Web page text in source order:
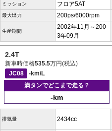
ミッション フロア5AT
最大出力 200ps/6000rpm
生産期間
2002年11月～200
3年09月
2.4T
新車時価格535.5万円(税込)
JC08
-km/L
満タンでどこまで走る？
-km
排気量 2434cc